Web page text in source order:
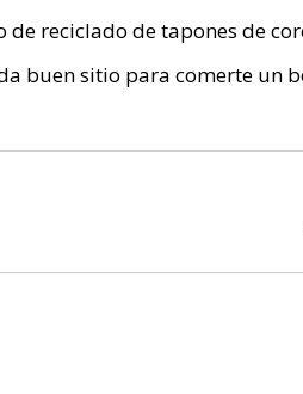
reciclado de tapones de
buen sitio para comerte un